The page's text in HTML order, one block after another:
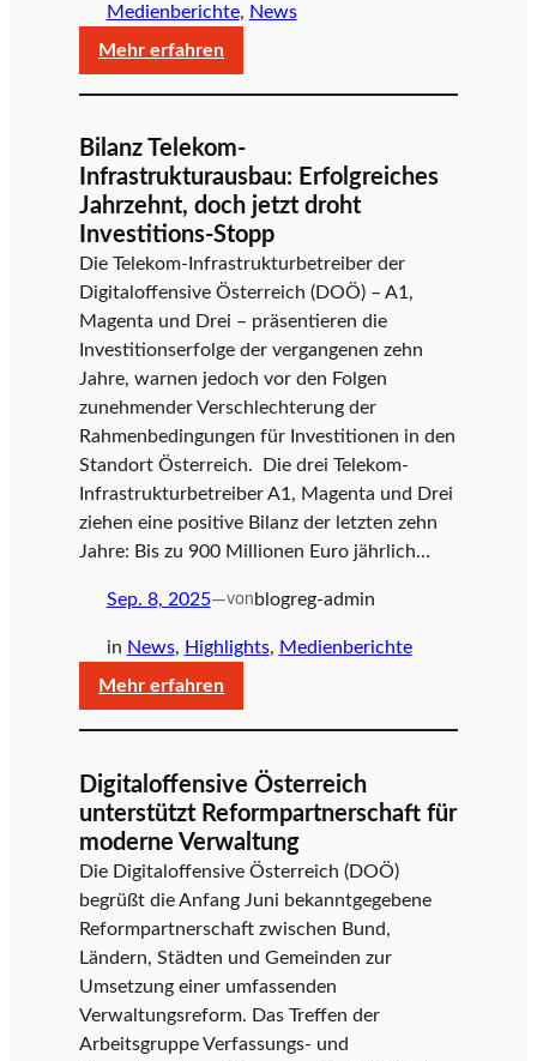
Medienberichte, News
Mehr erfahren:
DOÖ
von
Informatik
und
in
AHS-
Oberstufe
Schritt
Bilanz Telekom-
Infrastrukturausbau: Erfolgreiches
Jahrzehnt, doch jetzt droht
Investitions-Stopp
Die Telekom-Infrastrukturbetreiber der
Digitaloffensive Österreich (DOÖ) – A1,
Magenta und Drei – präsentieren die
Investitionserfolge der vergangenen zehn
Jahre, warnen jedoch vor den Folgen
zunehmender Verschlechterung der
Rahmenbedingungen für Investitionen in den
Standort Österreich. Die drei Telekom-
Infrastrukturbetreiber A1, Magenta und Drei
ziehen eine positive Bilanz der letzten zehn
Jahre: Bis zu 900 Millionen Euro jährlich…
Sep. 8, 2025—von blogreg-admin
in News, Highlights, Medienberichte
Mehr erfahren:
Bilanz
Infrastrukturausbau:
Erfolgreiches
Jahrzehnt,
doch
droht
Digitaloffensive Österreich
unterstützt Reformpartnerschaft für
moderne Verwaltung
Die Digitaloffensive Österreich (DOÖ)
begrüßt die Anfang Juni bekanntgegebene
Reformpartnerschaft zwischen Bund,
Ländern, Städten und Gemeinden zur
Umsetzung einer umfassenden
Verwaltungsreform. Das Treffen der
Arbeitsgruppe Verfassungs- und